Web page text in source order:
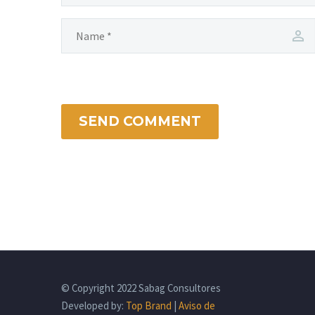
SEND COMMENT
© Copyright 2022 Sabag Consultores
Developed by: Top Brand | Aviso de